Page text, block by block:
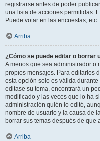
registrarse antes de poder
una lista de acciones permitidas.
Puede votar en las encuestas, etc.
Arriba
¿Cómo se puede editar o borrar
A menos que sea administrador o
propios mensajes. Para editarlos
esta opción solo es válida
editase su tema, encontrará un
modificado y las veces que lo ha
administración quién lo editó,
nombre de usuario y la causa de
borrar sus temas después de
Arriba